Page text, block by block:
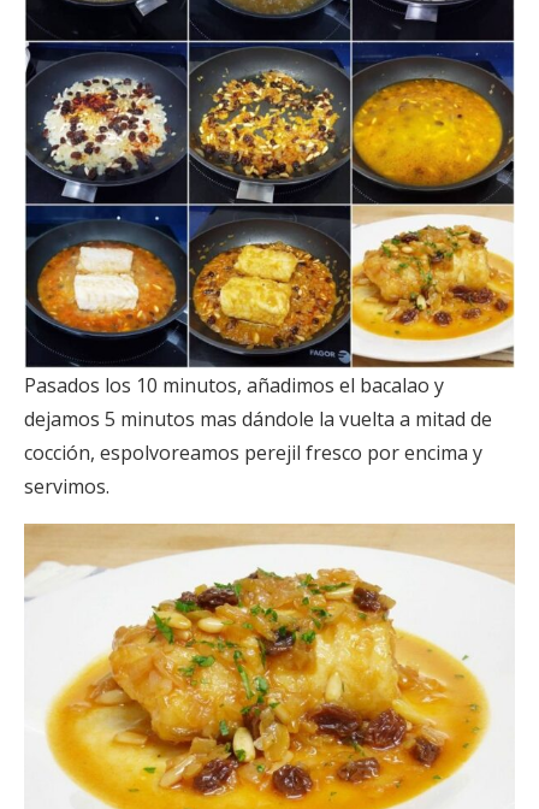
Pasados los 10 minutos, añadimos el bacalao y
dejamos 5 minutos mas dándole la vuelta a mitad de
cocción, espolvoreamos perejil fresco por encima y
servimos.